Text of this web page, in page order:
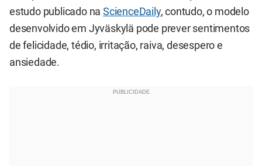
estudo publicado naScienceDaily, contudo, o modelo
desenvolvido em Jyväskylä pode prever sentimentos
de felicidade, tédio, irritação, raiva, desespero e
ansiedade.